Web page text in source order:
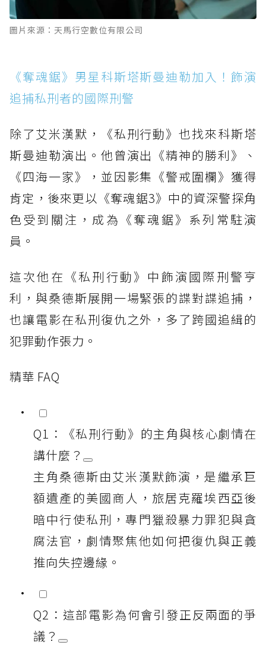
圖片來源：天馬行空數位有限公司
《奪魂鋸》男星科斯塔斯曼迪勒加入！飾演
追捕私刑者的國際刑警
除了艾米漢默，《私刑行動》也找來科斯塔
斯曼迪勒演出。他曾演出《精神的勝利》、
《四海一家》，並因影集《警戒圍欄》獲得
肯定，後來更以《奪魂鋸3》中的資深警探角
色受到關注，成為《奪魂鋸》系列常駐演
員。
這次他在《私刑行動》中飾演國際刑警亨
利，與桑德斯展開一場緊張的諜對諜追捕，
也讓電影在私刑復仇之外，多了跨國追緝的
犯罪動作張力。
精華 FAQ
Q1：《私刑行動》的主角與核心劇情在
講什麼？
主角桑德斯由艾米漢默飾演，是繼承巨
額遺產的美國商人，旅居克羅埃西亞後
暗中行使私刑，專門獵殺暴力罪犯與貪
腐法官，劇情聚焦他如何把復仇與正義
推向失控邊緣。
Q2：這部電影為何會引發正反兩面的爭
議？